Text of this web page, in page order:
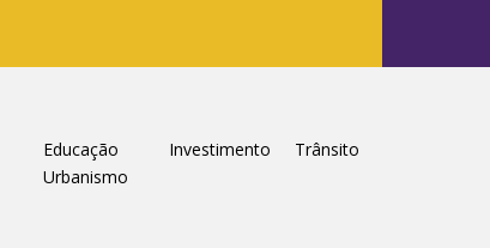
Educação Investimento
Trânsito
Urbanismo